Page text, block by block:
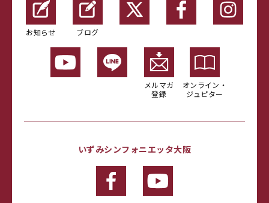
お知らせ ブログ
メルマガ
登録
オンライン・
ジュピター
いずみシンフォニエッタ大阪